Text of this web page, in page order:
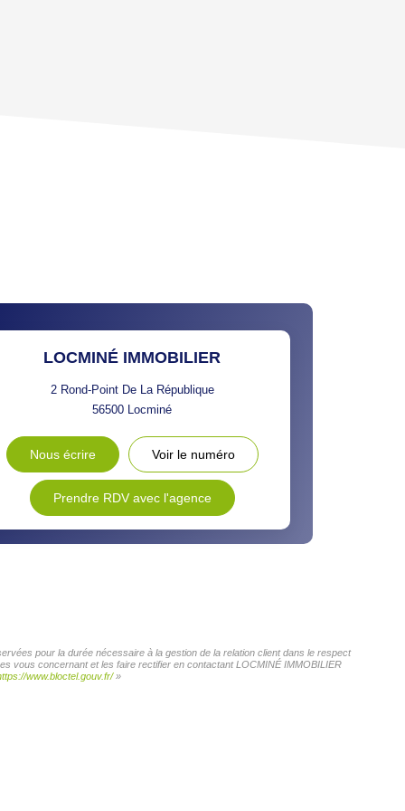
LOCMINÉ IMMOBILIER
2 Rond-Point De La République
56500 Locminé
Nous écrire Voir le numéro
Prendre RDV avec l'agence
pour la durée nécessaire à la gestion de la relation client dans le respect
vous concernant et les faire rectifier en contactant LOCMINÉ IMMOBILIER
www.bloctel.gouv.fr/»